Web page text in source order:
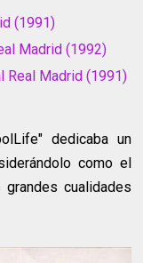
(1991)
Madrid (1992)
Real Madrid (1991)
dedicaba un
como el
cualidades